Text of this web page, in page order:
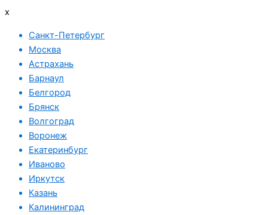
x
Санкт-Петербург
Москва
Астрахань
Барнаул
Белгород
Брянск
Волгоград
Воронеж
Екатеринбург
Иваново
Иркутск
Казань
Калининград